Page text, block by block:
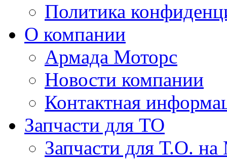
Политика
О компании
Армада Моторс
Новости компании
Контактная
Запчасти для ТО
Запчасти для Т.О. на